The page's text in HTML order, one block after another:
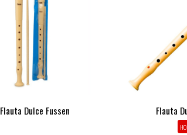
Flauta Dulce Fussen Flauta